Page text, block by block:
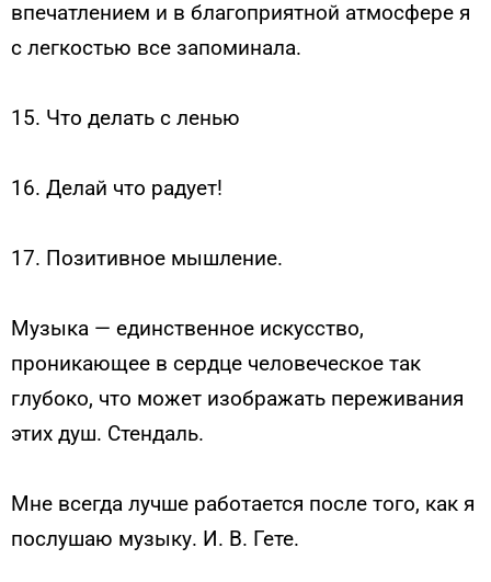
впечатлением и в благоприятной атмосфере я
с легкостью все запоминала.
15. Что делать с ленью
16. Делай что радует!
17. Позитивное мышление.
Музыка — единственное искусство,
проникающее в сердце человеческое так
глубоко, что может изображать переживания
этих душ. Стендаль.
Мне всегда лучше работается после того, как я
послушаю музыку. И. В. Гете.